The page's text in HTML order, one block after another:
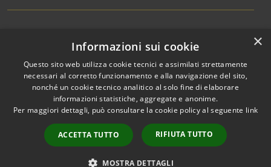
Newsletter
RSS
Accessibilità
Copyright © 2026 • Comune di
Municipium•
Accesso
redazione
×
Informazioni sui cookie
Questo sito web utilizza cookie tecnici e assimilati strettamente
necessari al corretto funzionamento e alla navigazione del sito,
nonché un cookie tecnico analitico al solo fine di elaborare
informazioni statistiche, aggregate e anonime.
Per maggiori dettagli, può consultare la cookie policy al seguente link
ACCETTA TUTTO RIFIUTA TUTTO
MOSTRA DETTAGLI